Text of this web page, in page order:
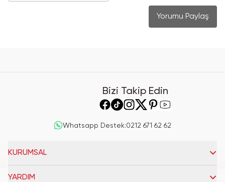
Yorumu Paylaş
Bizi Takip Edin
Whatsapp Destek:0212 671 62 62
KURUMSAL
YARDIM